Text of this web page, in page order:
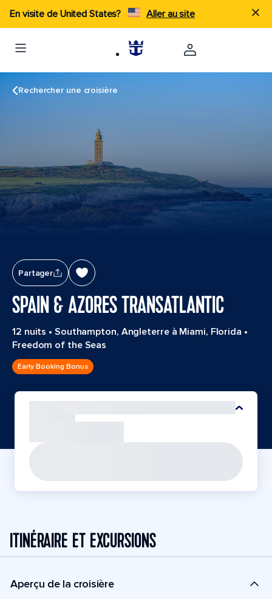
En visite de United States? Aller au site
Rechercher une croisière
Partager
SPAIN & AZORES TRANSATLANTIC
12 nuits • Southampton, Angleterre à Miami, Florida •
Freedom of the Seas
Early Booking Bonus
ITINÉRAIRE ET EXCURSIONS
Aperçu de la croisière